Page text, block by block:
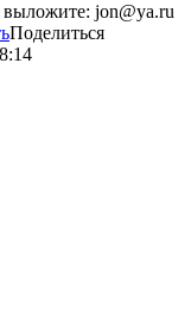
jon@ya.ru
Поделиться